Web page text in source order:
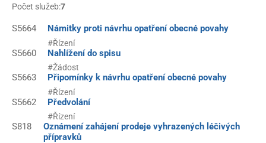
Počet služeb:7
S5664 Námitky proti návrhu opatření obecné povahy
#Řízení
S5660 Nahlížení do spisu
#Žádost
S5663 Připomínky k návrhu opatření obecné povahy
#Řízení
S5662 Předvolání
#Řízení
S818
Oznámení zahájení prodeje vyhrazených léčivých
přípravků